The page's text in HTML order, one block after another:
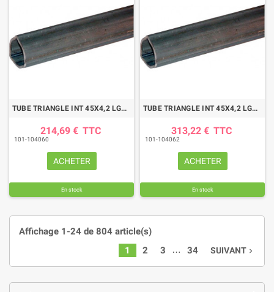
TUBE TRIANGLE INT 45X4,2 LG1500
214,69 € TTC
101-104060
ACHETER
En stock
TUBE TRIANGLE INT 45X4,2 LG3000
313,22 € TTC
101-104062
ACHETER
En stock
Affichage 1-24 de 804 article(s)
1
2 3 … 34 SUIVANT navigate_next